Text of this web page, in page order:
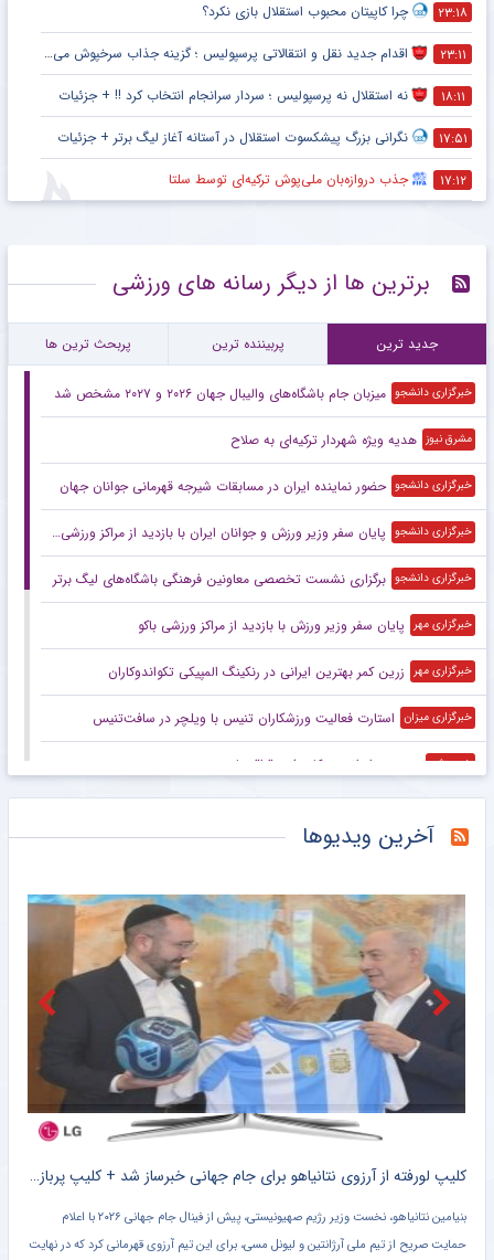
۲۳:۱۸ چرا کاپیتان محبوب استقلال بازی نکرد؟
۲۳:۱۱ اقدام جدید نقل و انتقالاتی پرسپولیس ؛ گزینه جذاب سرخپوش می شود؟
۱۸:۱۱ نه استقلال نه پرسپولیس ؛ سردار سرانجام انتخاب کرد !! + جزئیات
۱۷:۵۱ نگرانی بزرگ پیشکسوت استقلال در آستانه آغاز لیگ برتر + جزئیات
۱۷:۱۲ جذب دروازه‌بان ملی‌پوش ترکیه‌ای توسط سلتا
برترین ها از دیگر رسانه های ورزشی
جدید ترین پربیننده ترین پربحث ترین ها
خبرگزاری دانشجو میزبان جام باشگاه‌های والیبال جهان ۲۰۲۶ و ۲۰۲۷ مشخص شد
مشرق نیوز هدیه ویژه شهردار ترکیه‌ای به صلاح
خبرگزاری دانشجو حضور نماینده ایران در مسابقات شیرجه قهرمانی جوانان جهان
خبرگزاری دانشجو پایان سفر وزیر ورزش و جوانان ایران با بازدید از مراکز ورزشی باکو
خبرگزاری دانشجو برگزاری نشست تخصصی معاونین فرهنگی باشگاه‌های لیگ برتر
خبرگزاری مهر پایان سفر وزیر ورزش با بازدید از مراکز ورزشی باکو
خبرگزاری مهر زرین کمر بهترین ایرانی در رنکینگ المپیکی تکواندوکاران
خبرگزاری میزان استارت فعالیت ورزشکاران تنیس با ویلچر در سافت‌تنیس
خبرورزشی دو مربی ایرانی در کادر فنی قزاقستان
خبرورزشی ویدیو| تیم‌های لیگ‌ ملت‌های والیبال چقدر پاداش گرفتند؟
خبرورزشی نبرد لالیگایی برای خرید ستاره آرژانتینی؛ سیمئونه جلوتر از بارسا
خبرورزشی تغییر سرمربی تیم ملی؟ فکر نکنم!
آدان به استقلال چقدر تخفیف داد؟
آخرین ویدیوها
کلیپ لورفته از آرزوی نتانیاهو برای جام جهانی خبرساز شد + کلیپ پربازدید
بنیامین نتانیاهو، نخست‌ وزیر رژیم صهیونیستی، پیش از فینال جام جهانی ۲۰۲۶ با اعلام
حمایت صریح از تیم ملی آرژانتین و لیونل مسی، برای این تیم آرزوی قهرمانی کرد که در نهایت